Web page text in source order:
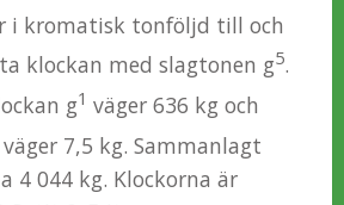
i kromatisk tonföljd till och
klockan med slagtonen g5.
g1 väger 636 kg och
väger 7,5 kg. Sammanlagt
4 044 kg. Klockorna är